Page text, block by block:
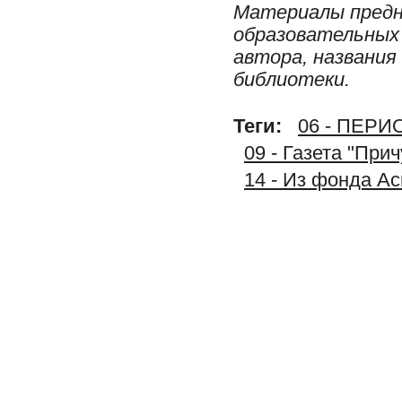
Материалы
автора,
библиотеки.
Теги:
06 -
09 - Газета
14 - Из фонда